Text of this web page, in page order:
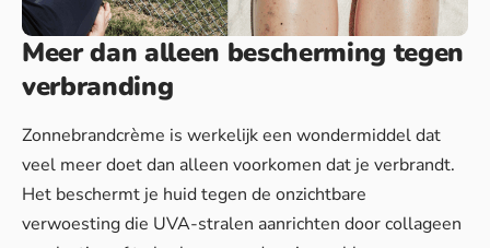
Meer dan alleen bescherming tegen
verbranding
Zonnebrandcrème is werkelijk een wondermiddel dat
veel meer doet dan alleen voorkomen dat je verbrandt.
Het beschermt je huid tegen de onzichtbare
verwoesting die UVA-stralen aanrichten door collageen